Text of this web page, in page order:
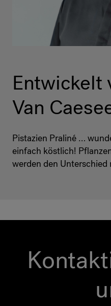
Entwickelt
Van
Pistazien Praliné …
einfach köstlich!
werden den